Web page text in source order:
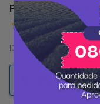
Pulverizador Costal
1
De 22.853 pontospor
20.262